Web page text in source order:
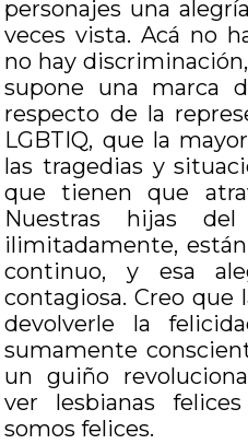
personajes una
veces vista. Acá no
no hay
supone una marca
respecto de la
LGBTIQ, que la
las tragedias y
que tienen que
Nuestras hijas
ilimitadamente,
continuo, y esa
contagiosa. Creo que
devolverle la
sumamente
un guiño
ver lesbianas
somos felices.